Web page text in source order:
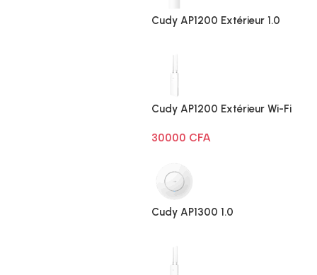
Cudy AP1200 Extérieur 1.0
Cudy AP1200 Extérieur Wi-Fi
30000 CFA
Cudy AP1300 1.0